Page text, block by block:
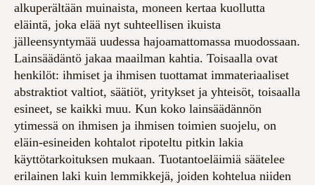
alkuperältään muinaista, moneen kertaa kuollutta
eläintä, joka elää nyt suhteellisen ikuista
jälleensyntymää uudessa hajoamattomassa muodossaan.
Lainsäädäntö jakaa maailman kahtia. Toisaalla ovat
henkilöt: ihmiset ja ihmisen tuottamat immateriaaliset
abstraktiot valtiot, säätiöt, yritykset ja yhteisöt, toisaalla
esineet, se kaikki muu. Kun koko lainsäädännön
ytimessä on ihmisen ja ihmisen toimien suojelu, on
eläin-esineiden kohtalot ripoteltu pitkin lakia
käyttötarkoituksen mukaan. Tuotantoeläimiä säätelee
erilainen laki kuin lemmikkejä, joiden kohtelua niiden